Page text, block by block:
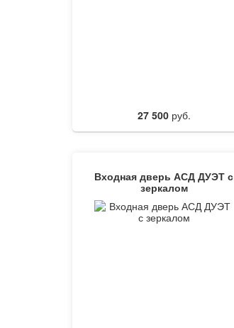
27 500руб.
Входная дверь АСД ДУЭТ с
зеркалом